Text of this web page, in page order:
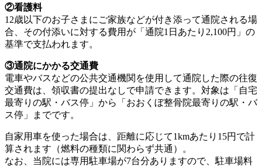
②看護料
12歳以下のお子さまにご家族などが付き添って通院される場
合、その付添いに対する費用が「通院1日あたり2,100円」の
基準で支払われます。
③通院にかかる交通費
電車やバスなどの公共交通機関を使用して通院した際の往復
交通費は、領収書の提出なしで申請できます。対象は「自宅
最寄りの駅・バス停」から「おおくぼ整骨院最寄りの駅・バ
ス停」までです。
自家用車を使った場合は、距離に応じて1kmあたり15円で計
算されます（燃料の種類に関わらず共通）。
なお、当院には専用駐車場が7台分ありますので、駐車場料